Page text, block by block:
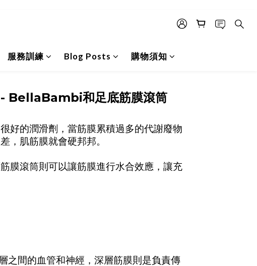
服務訓練 Blog Posts 購物須知
- BellaBambi和足底筋膜滾筒
好的潤滑劑，當筋膜累積過多的代謝廢物
，肌筋膜就會硬邦邦。
膜滾筒則可以讓筋膜進行水合效應，讓充
之間的血管和神經，深層筋膜則是負責傳